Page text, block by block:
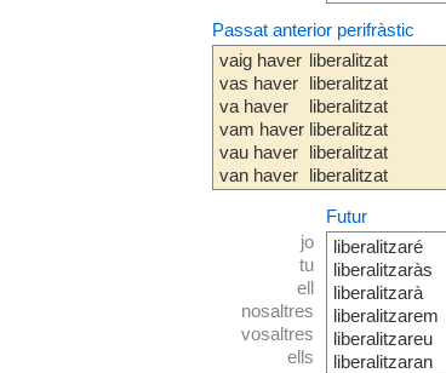
Passat anterior perifràstic
vaig haver
vas haver
va haver
vam haver
vau haver
van haver
liberalitzat
liberalitzat
liberalitzat
liberalitzat
liberalitzat
liberalitzat
jo
tu
ell
nosaltres
vosaltres
ells
Futur
liberalitzaré
liberalitzaràs
liberalitzarà
liberalitzarem
liberalitzareu
liberalitzaran